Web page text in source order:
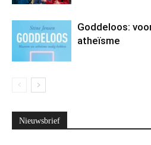
Goddeloos:
atheïsme
Nieuwsbrief